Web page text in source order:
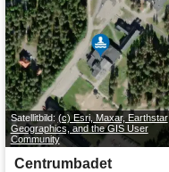
Satellitbild: (c) Esri, Maxar, Earthstar
Geographics, and the GIS User
Community
Centrumbadet